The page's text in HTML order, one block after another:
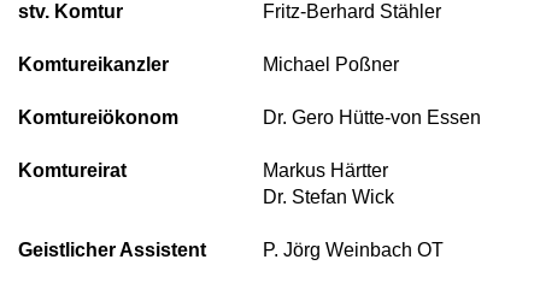
stv. Komtur Fritz-Berhard Stähler
Komtureikanzler Michael Poßner
Komtureiökonom Dr. Gero Hütte-von Essen
Komtureirat
Markus Härtter
Dr. Stefan Wick
Geistlicher Assistent P. Jörg Weinbach OT